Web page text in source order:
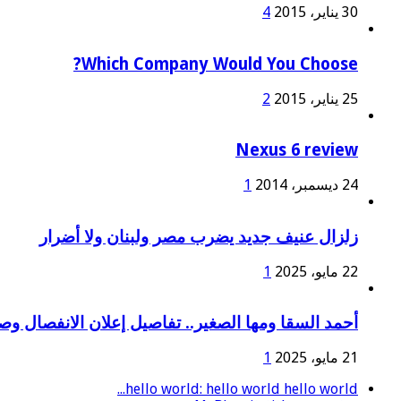
30 يناير، 2015 4
Which Company Would You Choose?
25 يناير، 2015 2
Nexus 6 review
24 ديسمبر، 2014 1
زلزال عنيف جديد يضرب مصر ولبنان ولا أضرار
22 مايو، 2025 1
أحمد السقا ومها الصغير.. تفاصيل إعلان الانفصال
21 مايو، 2025
1
hello world: hello world hello world...